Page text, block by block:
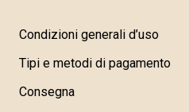
Condizioni generali d’uso
Tipi e metodi di pagamento
Consegna